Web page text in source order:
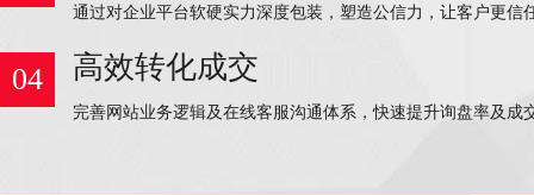
通过对企业平台软硬实力深度包装，塑造公信力，让客户更信
04 高效转化成交
完善网站业务逻辑及在线客服沟通体系，快速提升询盘率及成